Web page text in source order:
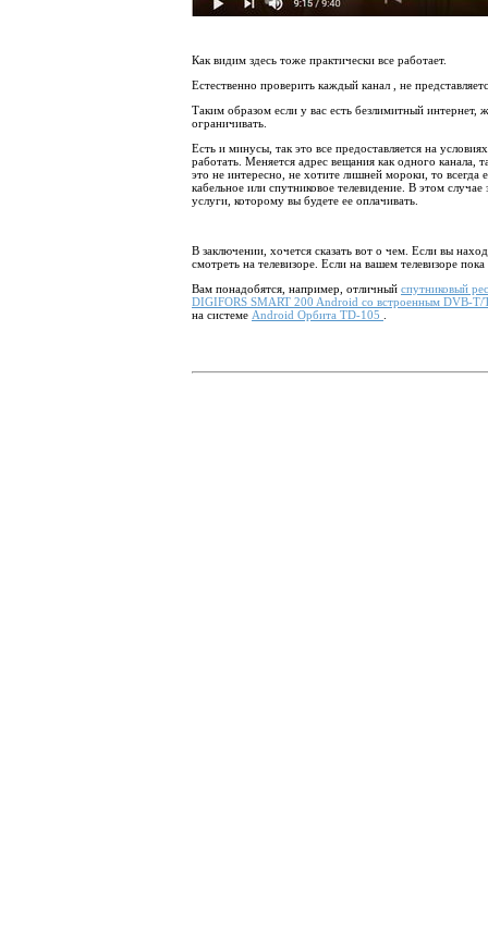
Как видим здесь тоже практически все работает.
Естественно проверить каждый канал , не
Таким образом если у вас есть безлимитный интернет,
ограничивать.
Есть и минусы, так это все предоставляется на
работать. Меняется адрес вещания как одного канала,
это не интересно, не хотите лишней мороки, то всегда
кабельное или спутниковое телевидение. В этом
услуги, которому вы будете ее оплачивать.
В заключении, хочется сказать вот о чем. Если вы
смотреть на телевизоре. Если на вашем телевизоре
Вам понадобятся, например, отличный спутниковый
DIGIFORS SMART 200 Android со встроенным DVB-T/
на системе Android Орбита TD-105